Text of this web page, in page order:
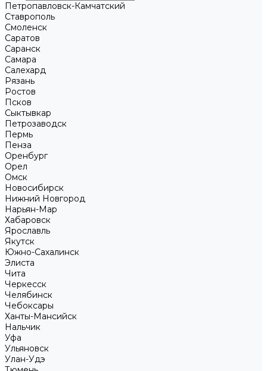
Петропавловск-Камчатский
Ставрополь
Смоленск
Саратов
Саранск
Самара
Салехард
Рязань
Ростов
Псков
Сыктывкар
Петрозаводск
Пермь
Пенза
Оренбург
Орел
Омск
Новосибирск
Нижний Новгород
Нарьян-Мар
Хабаровск
Ярославль
Якутск
Южно-Сахалинск
Элиста
Чита
Черкесск
Челябинск
Чебоксары
Ханты-Мансийск
Нальчик
Уфа
Ульяновск
Улан-Удэ